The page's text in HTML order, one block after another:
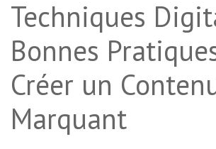
Techniques
Bonnes
Créer un
Marquant